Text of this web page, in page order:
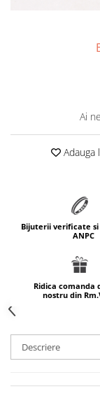
marimea 63
marimea 64
marimea 68
SETURI ARGINT
marime reglabila
marimea 49
marimea 50
marimea 51
marimea 52
marimea 53
Ai
Adauga
Bijuterii verificate
ANPC
Ridica comanda
nostru din
Descriere